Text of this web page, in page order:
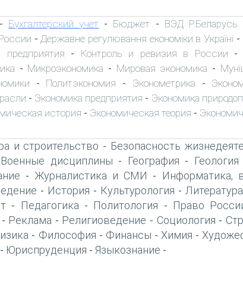
- Бухгалтерский учет - Бюджет - ВЭД Р.Беларусь
- Державне регулювання економіки в Україні -
предприятия - Контроль и ревизия в России
- Микроэкономика - Мировая экономика -
- Политэкономия - Эконометрика -
- Экономика предприятия - Экономика
история - Экономическая теория -
и строительство - Безопасность
Военные дисциплины - География - Геология
- Журналистика и СМИ -
Информатика,
- История - Культурология - Литература
- Педагогика - Политология -
Право
- Реклама - Религиоведение - Социология -
- Философия - Финансы - Химия -
- Юриспруденция - Языкознание -